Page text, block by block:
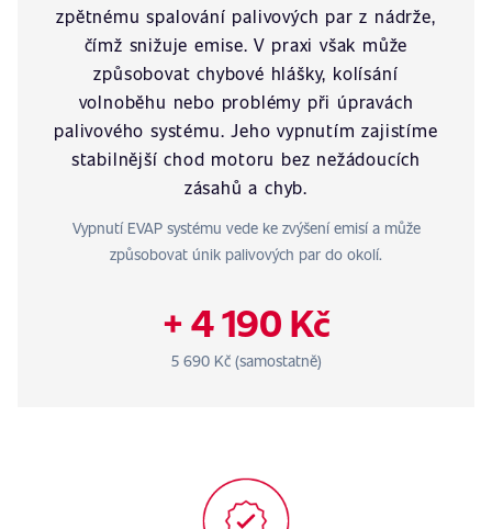
zpětnému spalování palivových par z nádrže,
čímž snižuje emise. V praxi však může
způsobovat chybové hlášky, kolísání
volnoběhu nebo problémy při úpravách
palivového systému. Jeho vypnutím zajistíme
stabilnější chod motoru bez nežádoucích
zásahů a chyb.
Vypnutí EVAP systému vede ke zvýšení emisí a může
způsobovat únik palivových par do okolí.
+ 4 190 Kč
5 690 Kč (samostatně)